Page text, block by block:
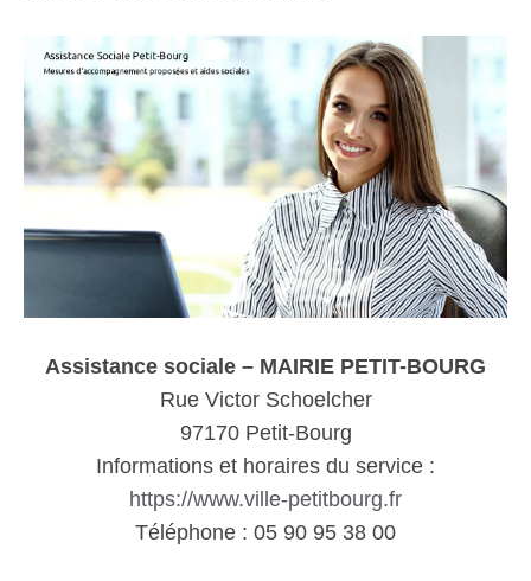
Assistance sociale – MAIRIE PETIT-BOURG
Rue Victor Schoelcher
97170 Petit-Bourg
Informations et horaires du service :
https://www.ville-petitbourg.fr
Téléphone : 05 90 95 38 00